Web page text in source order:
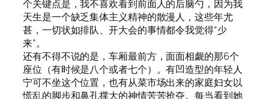
个关键点是，我不喜欢看到前面人的后脑勺，因为我
天生是一个缺乏集体主义精神的散漫人，这些年尤
甚，一切状如排队、开大会的事情都令我觉得“少
来”。
还有不得不说的是，车厢最前方，面面相觑的那6个
座位（有时候是八个或者七个）。有凹造型的年轻人
宁可不坐这个位置，也有从菜市场出来的家庭妇女以
慌乱的脚步和鼻孔撑大的神情苦苦抢夺。每当看到她